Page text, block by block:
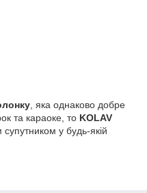
, яка однаково добре
та караоке, то KOLAV
у будь-якій